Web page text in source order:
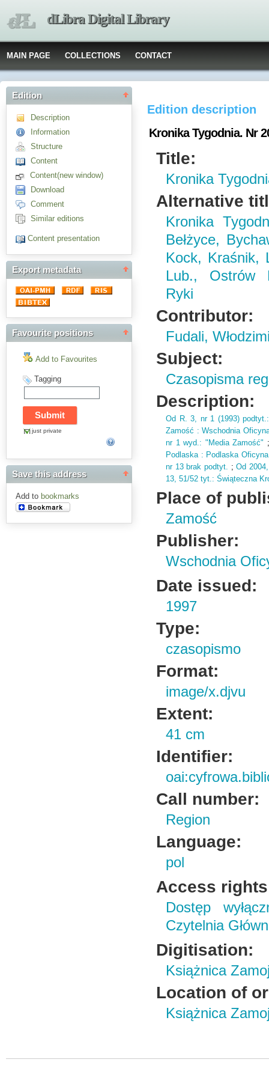
dLibra Digital Library
MAIN PAGE COLLECTIONS CONTACT
Edition
Description
Information
Structure
Content
Content(new window)
Download
Comment
Similar editions
Content presentation
Export metadata
Favourite positions
Add to Favourites
Tagging
just private
Save this address
Add to bookmarks
Edition description
Kronika Tygodnia. Nr
Title:
Kronika
Alternative
Kronika
Bełżyce,
Kock, Kraśnik,
Lub., Ostrów
Ryki
Contributor:
Fudali,
Subject:
Czasopisma
Description:
Od R. 3, nr 1 (1993)podtyt.
Zamość : Wschodnia
nr 1 wyd.: "Media Zamość"
Podlaska : Podlaska
nr 13 brak podtyt. ;Od 2004,
13, 51/52 tyt.: Świąteczna
Place of
Zamość
Publisher:
Wschodnia
Date issued:
1997
Type:
czasopismo
Format:
image/x.djvu
Extent:
41 cm
Identifier:
Call number:
Region
Language:
pol
Access
Dostęp
Czytelnia
Digitisation:
Książnica
Location of
Książnica